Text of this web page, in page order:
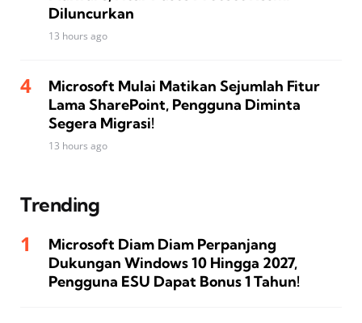
Diluncurkan
13 hours ago
Microsoft Mulai Matikan Sejumlah Fitur
Lama SharePoint, Pengguna Diminta
Segera Migrasi!
13 hours ago
Trending
Microsoft Diam Diam Perpanjang
Dukungan Windows 10 Hingga 2027,
Pengguna ESU Dapat Bonus 1 Tahun!